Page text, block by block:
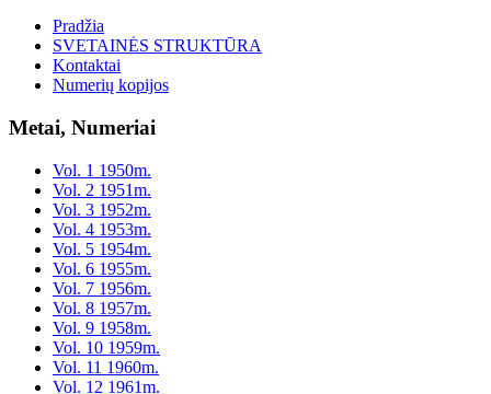
Pradžia
SVETAINĖS STRUKTŪRA
Kontaktai
Numerių kopijos
Metai, Numeriai
Vol. 1 1950m.
Vol. 2 1951m.
Vol. 3 1952m.
Vol. 4 1953m.
Vol. 5 1954m.
Vol. 6 1955m.
Vol. 7 1956m.
Vol. 8 1957m.
Vol. 9 1958m.
Vol. 10 1959m.
Vol. 11 1960m.
Vol. 12 1961m.